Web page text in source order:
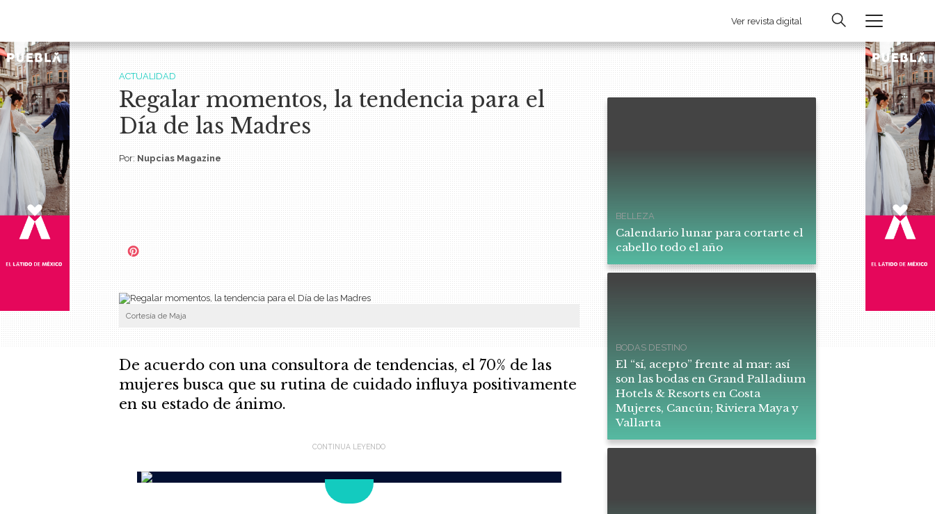
Ver revista digital
ACTUALIDAD
Regalar momentos, la tendencia para el
Día de las Madres
Por:Nupcias Magazine
Cortesía de Maja
De acuerdo con una consultora de tendencias, el 70% de las
mujeres busca que su rutina de cuidado influya positivamente
en su estado de ánimo.
BELLEZA
Calendario lunar para cortarte el
cabello todo el año
BODAS DESTINO
El “sí, acepto” frente al mar: así
son las bodas en Grand Palladium
Hotels & Resorts en Costa
Mujeres, Cancún; Riviera Maya y
Vallarta